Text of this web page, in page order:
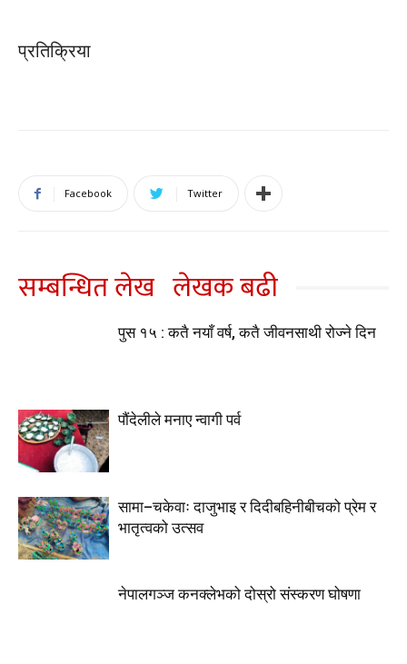
प्रतिक्रिया
Facebook Twitter
सम्बन्धित लेख लेखक बढी
पुस १५ : कतै नयाँ वर्ष, कतै जीवनसाथी रोज्ने दिन
पौंदेलीले मनाए न्वागी पर्व
सामा–चकेवाः दाजुभाइ र दिदीबहिनीबीचको प्रेम र
भातृत्वको उत्सव
नेपालगञ्ज कनक्लेभको दोस्रो संस्करण घोषणा